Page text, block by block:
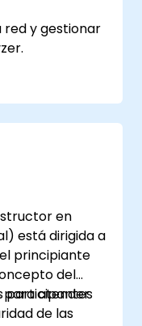
red y gestionar
problemas de
en
está dirigida a
principiante
del
para atender
de las
participantes